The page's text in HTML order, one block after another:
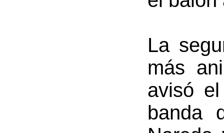
La
más
avisó
banda